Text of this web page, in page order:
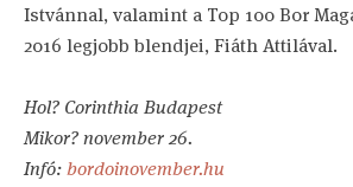
Istvánnal, valamint a Top 100 Bor
2016 legjobb blendjei, Fiáth Attilával.
Hol? Corinthia Budapest
Mikor? november 26.
Infó:bordoinovember.hu